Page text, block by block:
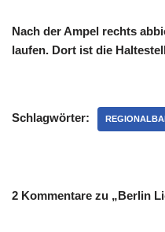
Nach der Ampel rechts
laufen. Dort ist die
Schlagwörter:
2 Kommentare zu „Berlin